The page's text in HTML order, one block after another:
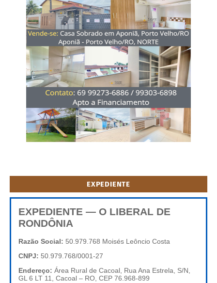
EXPEDIENTE
EXPEDIENTE — O LIBERAL DE
RONDÔNIA
Razão Social: 50.979.768 Moisés Leôncio Costa
CNPJ: 50.979.768/0001-27
Endereço: Área Rural de Cacoal, Rua Ana Estrela, S/N,
GL 6 LT 11, Cacoal – RO, CEP 76.968-899